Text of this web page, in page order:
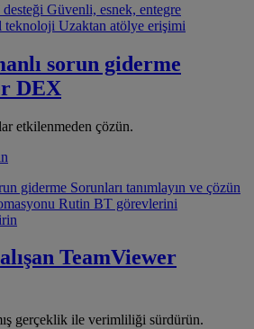
Güvenli, esnek, entegre
teknoloji Uzaktan atölye erişimi
sorun giderme
DEX
etkilenmeden çözün.
giderme Sorunları tanımlayın ve çözün
Rutin BT görevlerini
TeamViewer
gerçeklik ile verimliliği sürdürün.